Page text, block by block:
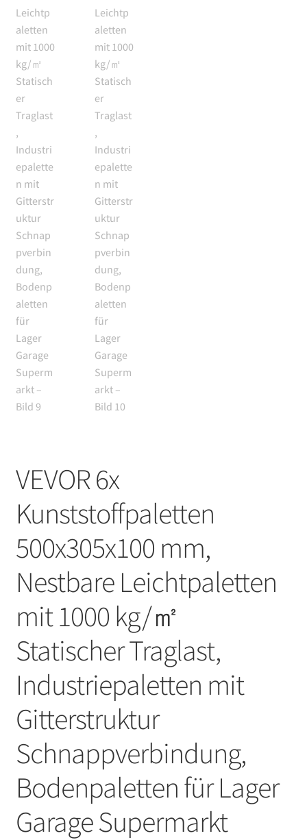
VEVOR 6x
Kunststoffpaletten
500x305x100 mm,
Nestbare Leichtpaletten
mit 1000 kg/㎡
Statischer Traglast,
Industriepaletten mit
Gitterstruktur
Schnappverbindung,
Bodenpaletten für Lager
Garage Supermarkt